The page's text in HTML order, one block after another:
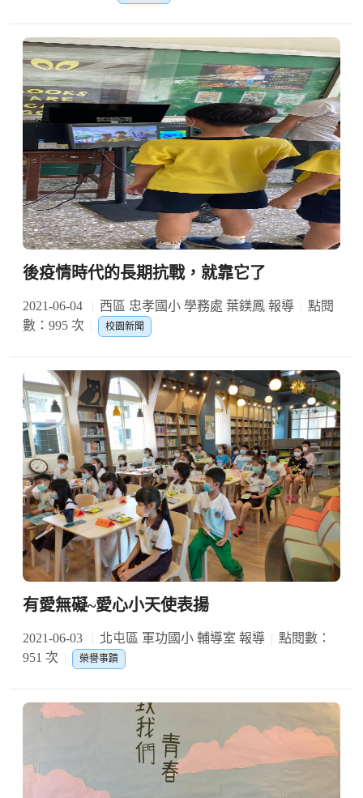
後疫情時代的長期抗戰，就靠它了
2021-06-04 西區 忠孝國小 學務處 葉鎂鳳 報導
點閱
數：995 次
校園新聞
有愛無礙~愛心小天使表揚
2021-06-03 北屯區 軍功國小 輔導室 報導
點閱數：
951 次
榮譽事蹟